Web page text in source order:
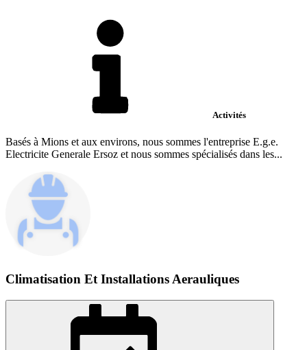
Activités
Basés à Mions et aux environs, nous sommes l'entreprise E.g.e.
Electricite Generale Ersoz et nous sommes spécialisés dans les...
Climatisation Et Installations Aerauliques